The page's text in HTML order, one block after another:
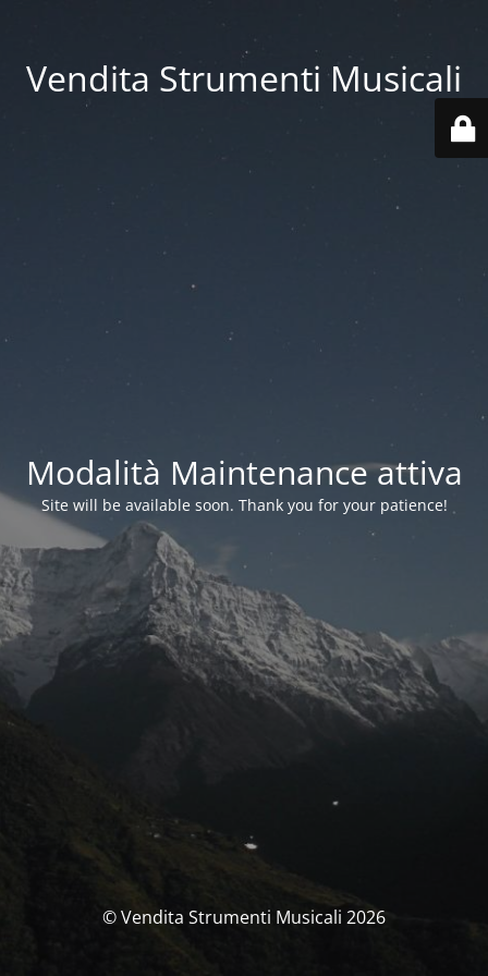
Vendita Strumenti Musicali
Modalità Maintenance attiva
Site will be available soon. Thank you for your patience!
© Vendita Strumenti Musicali 2026